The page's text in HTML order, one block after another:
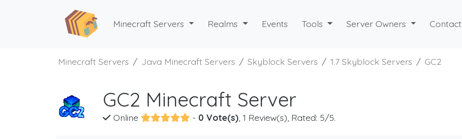
Minecraft Servers Realms Events Tools Server Owners Contact
Minecraft Servers Java Minecraft Servers Skyblock Servers 1.7 Skyblock Servers GC2
GC2 Minecraft Server
Online - 0 Vote(s) , 1 Review(s), Rated: 5/5.